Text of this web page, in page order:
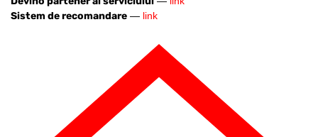
Sistem de recomandare — link